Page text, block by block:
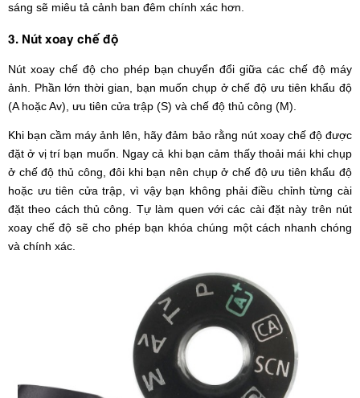
sáng sẽ miêu tả cảnh ban đêm chính xác hơn.
3. Nút xoay chế độ
Nút xoay chế độ cho phép bạn chuyển đổi giữa các chế độ máy
ảnh. Phần lớn thời gian, bạn muốn chụp ở chế độ ưu tiên khẩu độ
(A hoặc Av), ưu tiên cửa trập (S) và chế độ thủ công (M).
Khi bạn cầm máy ảnh lên, hãy đảm bảo rằng nút xoay chế độ được
đặt ở vị trí bạn muốn. Ngay cả khi bạn cảm thấy thoải mái khi chụp
ở chế độ thủ công, đôi khi bạn nên chụp ở chế độ ưu tiên khẩu độ
hoặc ưu tiên cửa trập, vì vậy bạn không phải điều chỉnh từng cài
đặt theo cách thủ công. Tự làm quen với các cài đặt này trên nút
xoay chế độ sẽ cho phép bạn khóa chúng một cách nhanh chóng
và chính xác.